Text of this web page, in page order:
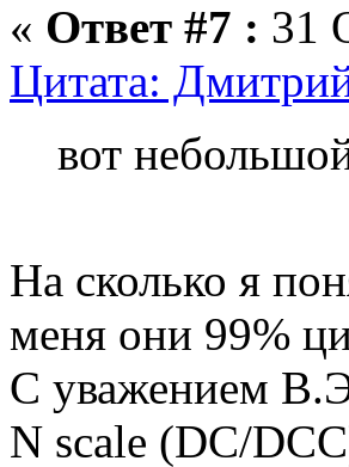
« Ответ #7 : 31
Цитата:
вот
На сколько я
меня они 99%
С уважением
N scale (DC/